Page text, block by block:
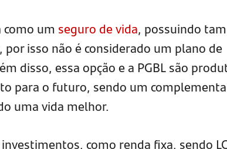
como um seguro de vida, possuindo
isso não é considerado um plano de
disso, essa opção e a PGBL são
para o futuro, sendo um
uma vida melhor.
como renda fixa, sendo